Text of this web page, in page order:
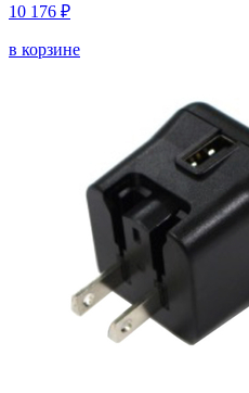
10 176 ₽
в корзине